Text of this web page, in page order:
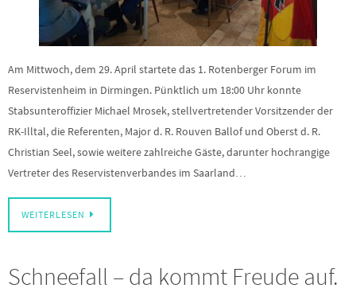
Am Mittwoch, dem 29. April startete das 1. Rotenberger Forum im
Reservistenheim in Dirmingen. Pünktlich um 18:00 Uhr konnte
Stabsunteroffizier Michael Mrosek, stellvertretender Vorsitzender der
RK-Illtal, die Referenten, Major d. R. Rouven Ballof und Oberst d. R.
Christian Seel, sowie weitere zahlreiche Gäste, darunter hochrangige
Vertreter des Reservistenverbandes im Saarland…
WEITERLESEN
Schneefall – da kommt Freude auf.